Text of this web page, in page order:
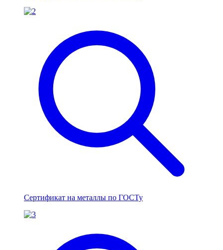
Сертификат на металлы по ГОСТу